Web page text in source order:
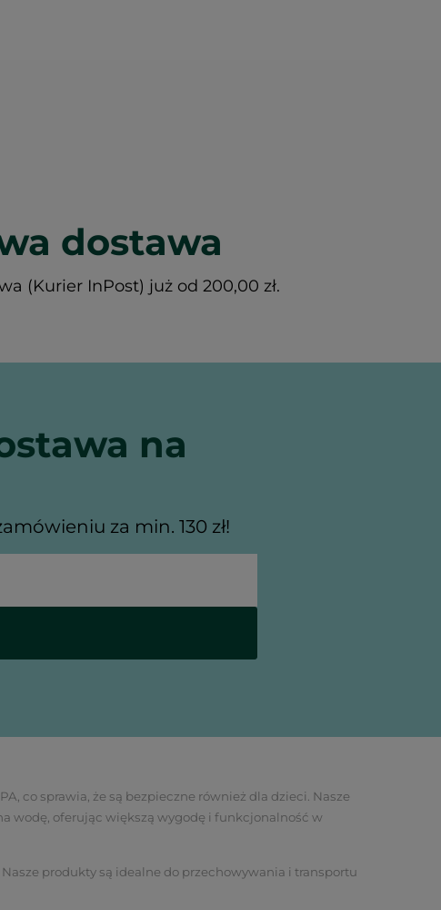
dostawa
(Kurier InPost) już od 200,00 zł.
na
za min. 130 zł!
co sprawia, że są bezpieczne również dla dzieci. Nasze
wodę, oferując większą wygodę i funkcjonalność w
. Nasze produkty są idealne do przechowywania i transportu